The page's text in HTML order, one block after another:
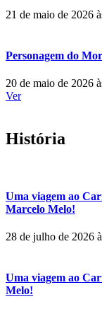
21 de maio de 2026
Personagem do
20 de maio de 2026
Ver
História
Uma viagem ao
Marcelo Melo!
28 de julho de 2026
Uma viagem ao
Melo!